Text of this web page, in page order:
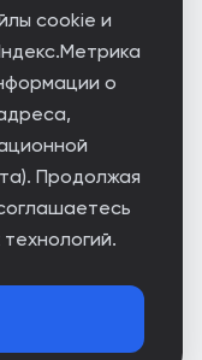
cookie и
о
Продолжая